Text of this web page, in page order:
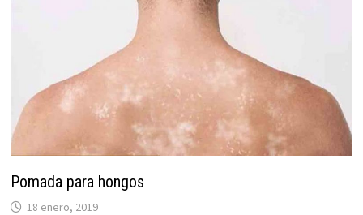
Pomada para hongos
18 enero, 2019